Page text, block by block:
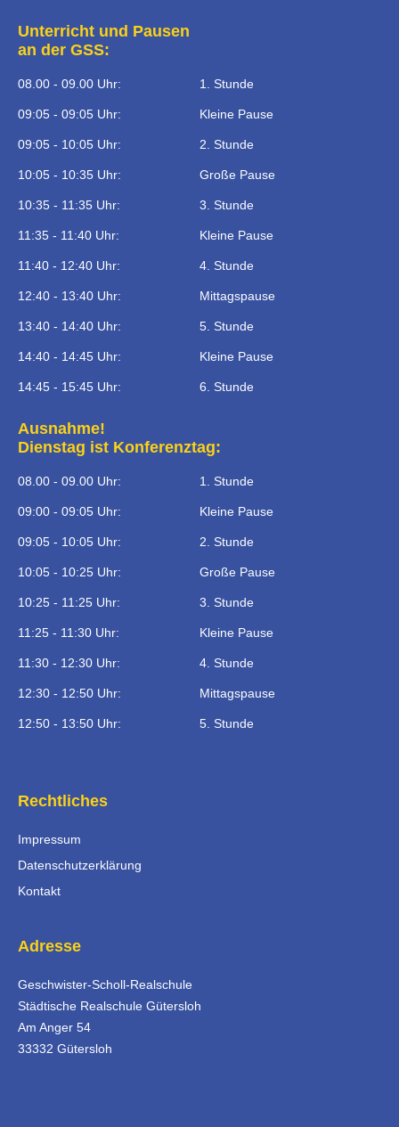
Unterricht und Pausen
an der GSS:
08.00 - 09.00 Uhr: 1. Stunde
09:05 - 09:05 Uhr: Kleine Pause
09:05 - 10:05 Uhr: 2. Stunde
10:05 - 10:35 Uhr: Große Pause
10:35 - 11:35 Uhr: 3. Stunde
11:35 - 11:40 Uhr: Kleine Pause
11:40 - 12:40 Uhr: 4. Stunde
12:40 - 13:40 Uhr: Mittagspause
13:40 - 14:40 Uhr: 5. Stunde
14:40 - 14:45 Uhr: Kleine Pause
14:45 - 15:45 Uhr: 6. Stunde
Ausnahme!
Dienstag ist Konferenztag:
08.00 - 09.00 Uhr: 1. Stunde
09:00 - 09:05 Uhr: Kleine Pause
09:05 - 10:05 Uhr: 2. Stunde
10:05 - 10:25 Uhr: Große Pause
10:25 - 11:25 Uhr: 3. Stunde
11:25 - 11:30 Uhr: Kleine Pause
11:30 - 12:30 Uhr: 4. Stunde
12:30 - 12:50 Uhr: Mittagspause
12:50 - 13:50 Uhr: 5. Stunde
Rechtliches
Impressum
Datenschutzerklärung
Kontakt
Adresse
Geschwister-Scholl-Realschule
Städtische Realschule Gütersloh
Am Anger 54
33332 Gütersloh